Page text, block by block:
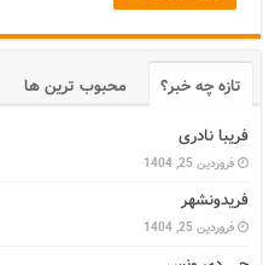
تازه چه خبر؟ محبوب ترین ها
فریبا نادری
فروردین 25, 1404
فریدونشهر
فروردین 25, 1404